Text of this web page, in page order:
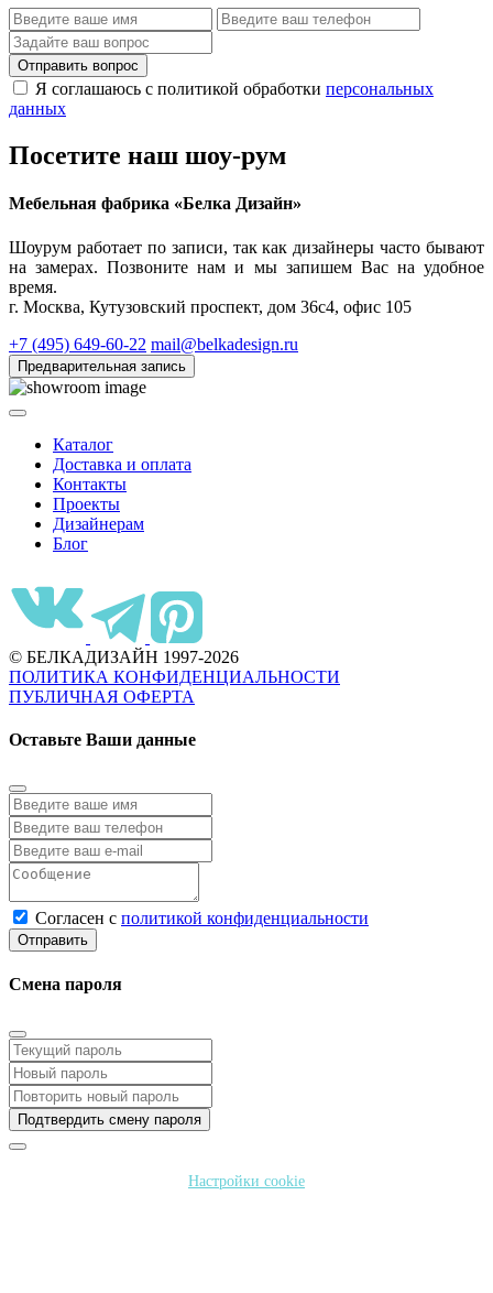
Отправить вопрос
Я соглашаюсь с политикой обработки персональных
данных
Посетите наш шоу-рум
Мебельная фабрика «Белка Дизайн»
Шоурум работает по записи, так как дизайнеры часто бывают
на замерах. Позвоните нам и мы запишем Вас на удобное
время.
г. Москва, Кутузовский проспект, дом 36с4, офис 105
+7 (495) 649-60-22 mail@belkadesign.ru
Предварительная запись
Каталог
Доставка и оплата
Контакты
Проекты
Дизайнерам
Блог
© БЕЛКАДИЗАЙН 1997-2026
ПОЛИТИКА КОНФИДЕНЦИАЛЬНОСТИ
ПУБЛИЧНАЯ ОФЕРТА
Оставьте Ваши данные
Согласен с политикой конфиденциальности
Отправить
Смена пароля
Подтвердить смену пароля
Настройки cookie